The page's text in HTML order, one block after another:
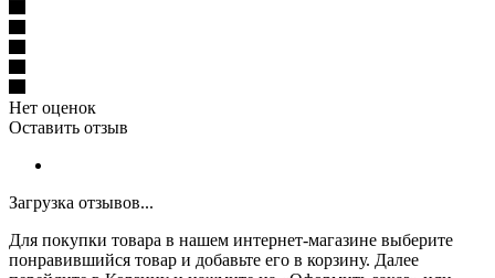
Нет оценок
Оставить отзыв
Загрузка отзывов...
Для покупки товара в нашем интернет-магазине выберите
понравившийся товар и добавьте его в корзину. Далее